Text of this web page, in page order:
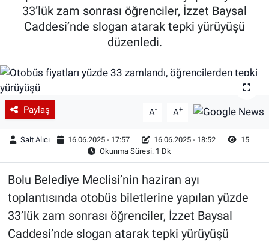
33’lük zam sonrası öğrenciler, İzzet Baysal
Caddesi’nde slogan atarak tepki yürüyüşü
düzenledi.
Paylaş A- A+
Sait Alıcı 16.06.2025 - 17:57 16.06.2025 - 18:52
15
Okunma Süresi: 1 Dk
Bolu Belediye Meclisi’nin haziran ayı
toplantısında otobüs biletlerine yapılan yüzde
33’lük zam sonrası öğrenciler, İzzet Baysal
Caddesi’nde slogan atarak tepki yürüyüşü